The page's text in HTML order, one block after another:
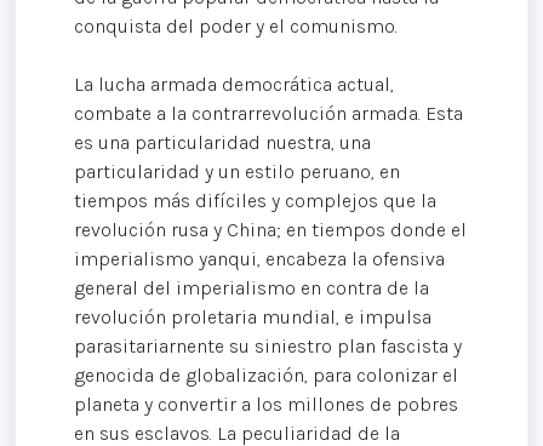
conquista del poder y el comunismo.
La lucha armada democrática actual,
combate a la contrarrevolución armada. Esta
es una particularidad nuestra, una
particularidad y un estilo peruano, en
tiempos más difíciles y complejos que la
revolución rusa y China; en tiempos donde el
imperialismo yanqui, encabeza la ofensiva
general del imperialismo en contra de la
revolución proletaria mundial, e impulsa
parasitariarnente su siniestro plan fascista y
genocida de globalización, para colonizar el
planeta y convertir a los millones de pobres
en sus esclavos. La peculiaridad de la